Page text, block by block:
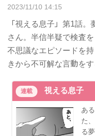
2023/11/10 14:15
「視える息子」第1話
さん。半信半疑で検査
不思議なエピソードを
きから不可解な言動を
連載 視える息子
あ
た
る